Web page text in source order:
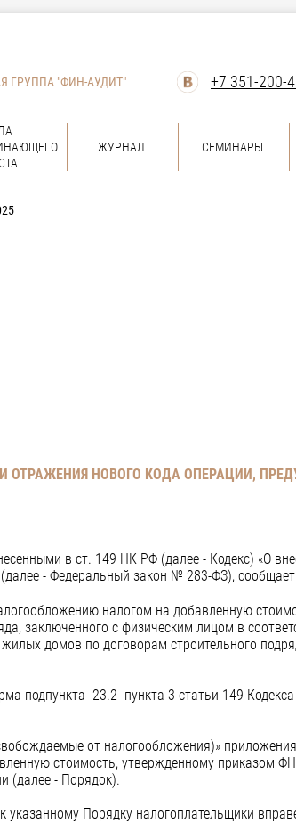
ГРУППА "ФИН-АУДИТ" +7 351-200-
ЖУРНАЛ СЕМИНАРЫ
НОВОГО КОДА ОПЕРАЦИИ,
в ст. 149 НК РФ (далее - Кодекс) «О
- Федеральный закон № 283-ФЗ),
налогом на добавленную
заключенного с физическим лицом в
домов по договорам строительного
подпункта 23.2 пункта 3 статьи 149 Кодекса
от налогообложения)»
стоимость, утвержденному приказом
(далее - Порядок).
Порядку налогоплательщики